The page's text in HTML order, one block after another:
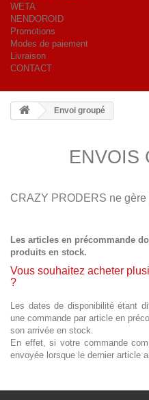
WETA
NENDOROID
Promotions
Modes de paiement
Livraison
CONTACT
Envoi groupé
ENVOIS
CRAZY PRODERS ne
Les articles en précommande
produits en stock.
Vous souhaitez acheter
?
Les dates de disponibilité étant
une commande par article en
son arrivée en stock.
En effet, si votre commande
envoyée lorsque le dernier article